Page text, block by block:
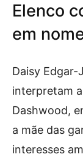
Elenco
em
Daisy Edgar-
interpretam
Dashwood,
a mãe das
interesses